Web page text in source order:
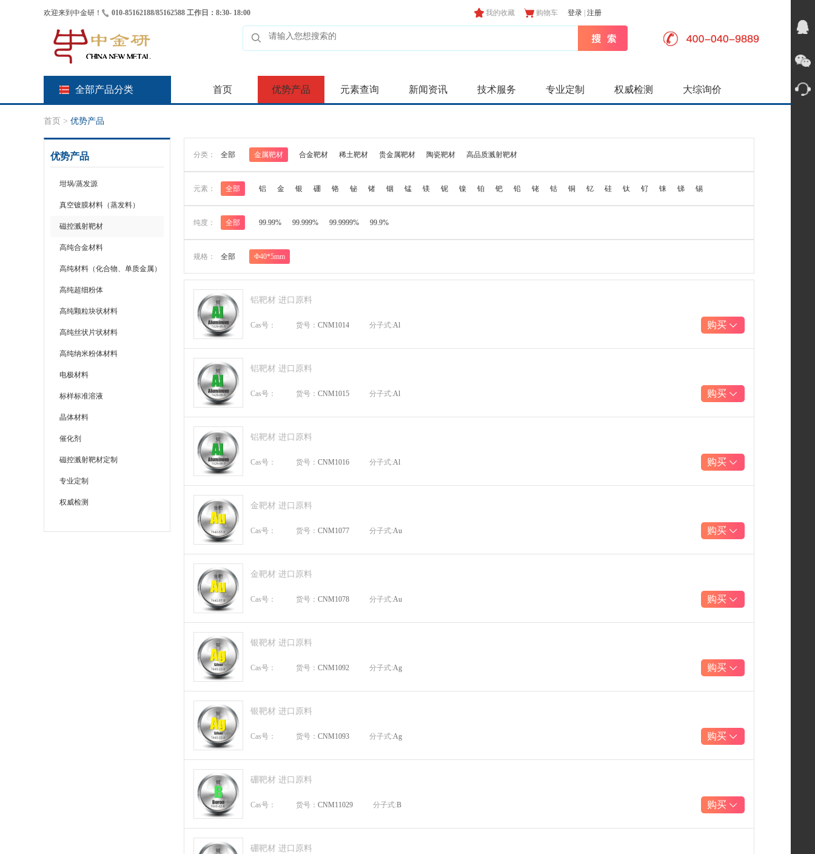
欢迎来到中金研！ 010-85162188/85162588 工作日：8:30- 18:00 我的收藏 购物车 登录 注册
全部产品分类 首页 优势产品 元素查询 新闻资讯 技术服务 专业定制 权威检测 大综询价
首页 > 优势产品
优势产品
坩埚/蒸发源
真空镀膜材料（蒸发料）
磁控溅射靶材
高纯合金材料
高纯材料（化合物、单质金属）
高纯超细粉体
高纯颗粒块状材料
高纯丝状片状材料
高纯纳米粉体材料
电极材料
标样标准溶液
晶体材料
催化剂
磁控溅射靶材定制
专业定制
权威检测
分类： 全部 金属靶材 合金靶材 稀土靶材 贵金属靶材 陶瓷靶材 高品质溅射靶材
元素： 全部 铝 金 银 硼 铬 铋 锗 铟 锰 镁 铌 镍 铂 钯 铅 铑 钴 铜 钇 硅 钛 钌 铼 锑 锡
纯度： 全部 99.99% 99.999% 99.9999% 99.9%
规格： 全部 Ф40*5mm
铝靶材 进口原料
Cas号： 货号： CNM1014 分子式:Al 购买
铝靶材 进口原料
Cas号： 货号： CNM1015 分子式:Al 购买
铝靶材 进口原料
Cas号： 货号： CNM1016 分子式:Al 购买
金靶材 进口原料
Cas号： 货号： CNM1077 分子式:Au 购买
金靶材 进口原料
Cas号： 货号： CNM1078 分子式:Au 购买
银靶材 进口原料
Cas号： 货号： CNM1092 分子式:Ag 购买
银靶材 进口原料
Cas号： 货号： CNM1093 分子式:Ag 购买
硼靶材 进口原料
Cas号： 货号： CNM11029 分子式:B 购买
硼靶材 进口原料